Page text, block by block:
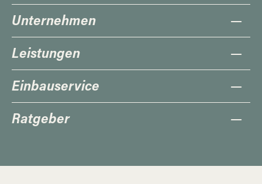
Unternehmen
Leistungen
Einbauservice
Ratgeber